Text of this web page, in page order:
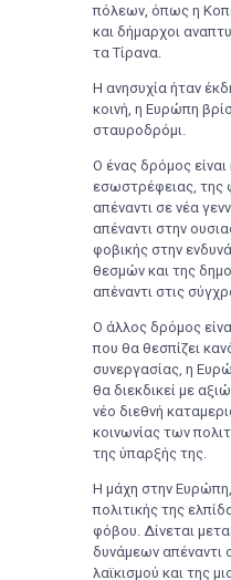
πόλεων, όπως η
και δήμαρχοι
τα Τίρανα.
Η ανησυχία ήταν
κοινή, η Ευρώπη
σταυροδρόμι.
Ο ένας δρόμος
εσωστρέφειας, της
απέναντι σε νέα
απέναντι στην
φοβικής στην
θεσμών και της
απέναντι στις
Ο άλλος δρόμος
που θα θεσπίζει
συνεργασίας, η
θα διεκδικεί με
νέο διεθνή
κοινωνίας των
της ύπαρξής της.
Η μάχη στην Ευρώπη,
πολιτικής της
φόβου. Δίνεται
δυνάμεων απέναντι
λαϊκισμού και της